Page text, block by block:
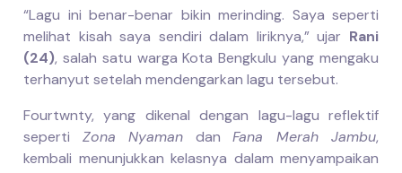
“Lagu ini benar-benar bikin merinding. Saya seperti
melihat kisah saya sendiri dalam liriknya,” ujar Rani
(24), salah satu warga Kota Bengkulu yang mengaku
terhanyut setelah mendengarkan lagu tersebut.
Fourtwnty, yang dikenal dengan lagu-lagu reflektif
seperti Zona Nyaman dan Fana Merah Jambu,
kembali menunjukkan kelasnya dalam menyampaikan